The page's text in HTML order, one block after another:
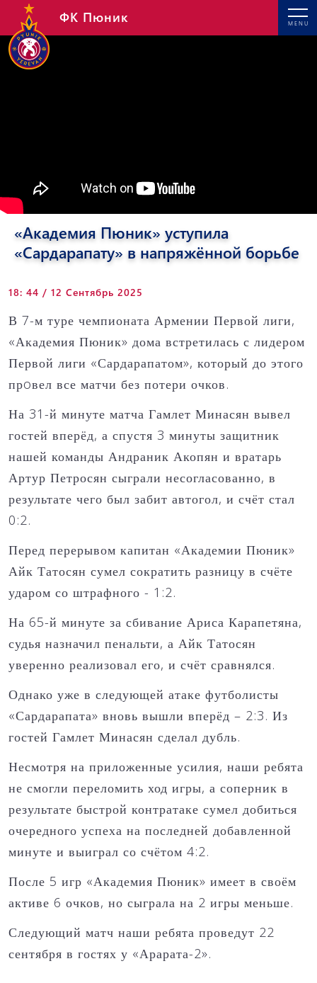
MENU
ФК Пюник
«Академия Пюник» уступила
«Сардарапату» в напряжённой борьбе
18: 44 / 12 Сентябрь 2025
В 7-м туре чемпионата Армении Первой лиги,
«Академия Пюник» дома встретилась с лидером
Первой лиги «Сардарапатом», который до этого
прoвел все матчи без потери очков.
На 31-й минуте матча Гамлет Минасян вывел
гостей вперёд, а спустя 3 минуты защитник
нашей команды Андраник Акопян и вратарь
Артур Петросян сыграли несогласованно, в
результате чего был забит автогол, и счёт стал
0:2.
Перед перерывом капитан «Академии Пюник»
Айк Татосян сумел сократить разницу в счёте
ударом со штрафного - 1:2.
На 65-й минуте за сбивание Ариса Карапетяна,
судья назначил пенальти, а Айк Татосян
уверенно реализовал его, и счёт сравнялся.
Однако уже в следующей атаке футболисты
«Сардарапата» вновь вышли вперёд – 2:3. Из
гостей Гамлет Минасян сделал дубль.
Несмотря на приложенные усилия, наши ребята
не смогли переломить ход игры, а соперник в
результате быстрой контратаке сумел добиться
очередного успеха на последней добавленной
минуте и выиграл со счётом 4:2.
После 5 игр «Академия Пюник» имеет в своём
активе 6 очков, но сыграла на 2 игры меньше.
Следующий матч наши ребята проведут 22
сентября в гостях у «Арарата-2».